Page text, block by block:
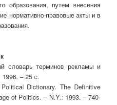
образования, путем внесения
нормативно-правовые акты и в
словарь терминов рекламы и
– 25 с.
Dictionary. The Definitive
of Politics. – N.Y.: 1993. – 740-